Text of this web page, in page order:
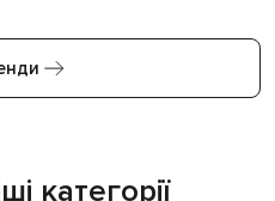
категорії